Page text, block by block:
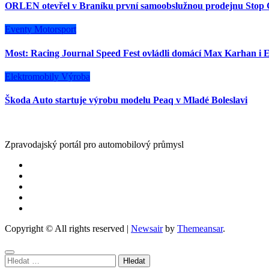
ORLEN otevřel v Braníku první samoobslužnou prodejnu Stop
Eventy Motorsport
Most: Racing Journal Speed Fest ovládli domácí Max Karhan i
Elektromobily Výroba
Škoda Auto startuje výrobu modelu Peaq v Mladé Boleslavi
Zpravodajský portál pro automobilový průmysl
Copyright © All rights reserved | Newsairby Themeansar.
Vyhledávání